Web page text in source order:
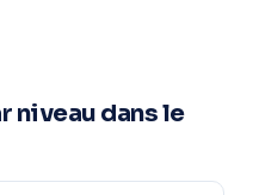
niveau dans le